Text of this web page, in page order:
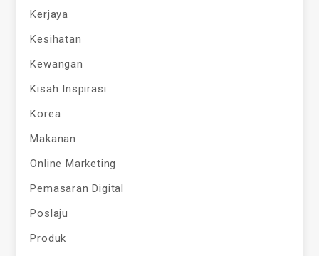
Kerjaya
Kesihatan
Kewangan
Kisah Inspirasi
Korea
Makanan
Online Marketing
Pemasaran Digital
Poslaju
Produk